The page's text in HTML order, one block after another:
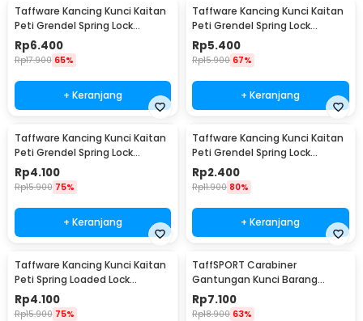
Taffware Kancing Kunci Kaitan
Peti Grendel Spring Lock
Stainless Steel XL - J107
Rp6.400
Rp17.900 65%
+ Keranjang
Taffware Kancing Kunci Kaitan
Peti Grendel Spring Lock
Stainless Steel L - J107
Rp5.400
Rp15.900 67%
+ Keranjang
Taffware Kancing Kunci Kaitan
Peti Grendel Spring Lock
Stainless Steel M - J107
Rp4.100
Rp15.900 75%
+ Keranjang
Taffware Kancing Kunci Kaitan
Peti Grendel Spring Lock
Stainless Steel S - J107
Rp2.400
Rp11.900 80%
+ Keranjang
Taffware Kancing Kunci Kaitan
Peti Spring Loaded Lock
Stainless Steel M - J108
Rp4.100
Rp15.900 75%
TaffSPORT Carabiner
Gantungan Kunci Barang
Stainless Steel Snap Hook -
AT32
Rp7.100
Rp18.900 63%